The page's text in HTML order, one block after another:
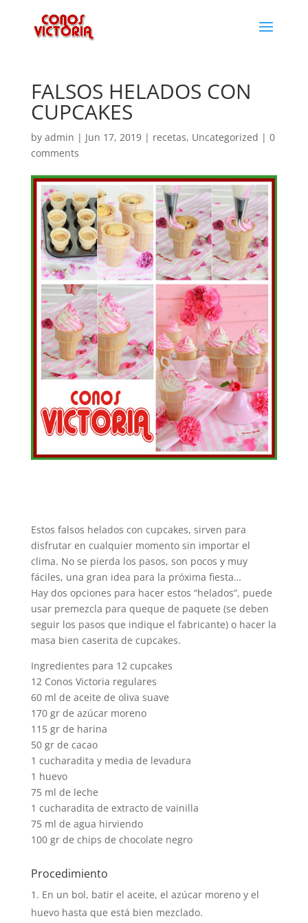
FALSOS HELADOS CON
CUPCAKES
by admin | Jun 17, 2019| recetas, Uncategorized | 0
comments
Estos falsos helados con cupcakes, sirven para
disfrutar en cualquier momento sin importar el
clima. No se pierda los pasos, son pocos y muy
fáciles, una gran idea para la próxima fiesta…
Hay dos opciones para hacer estos “helados”, puede
usar premezcla para queque de paquete (se deben
seguir los pasos que indique el fabricante) o hacer la
masa bien caserita de cupcakes.
Ingredientes para 12 cupcakes
12 Conos Victoria regulares
60 ml de aceite de oliva suave
170 gr de azúcar moreno
115 gr de harina
50 gr de cacao
1 cucharadita y media de levadura
1 huevo
75 ml de leche
1 cucharadita de extracto de vainilla
75 ml de agua hirviendo
100 gr de chips de chocolate negro
Procedimiento
En un bol, batir el aceite, el azúcar moreno y el
huevo hasta que está bien mezclado.